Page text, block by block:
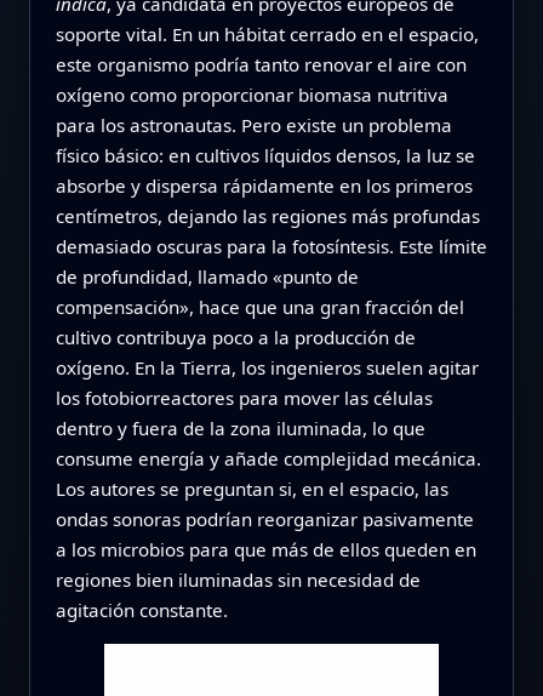
soporte vital. En un hábitat cerrado en el espacio,
este organismo podría tanto renovar el aire con
oxígeno como proporcionar biomasa nutritiva
para los astronautas. Pero existe un problema
físico básico: en cultivos líquidos densos, la luz se
absorbe y dispersa rápidamente en los primeros
centímetros, dejando las regiones más profundas
demasiado oscuras para la fotosíntesis. Este límite
de profundidad, llamado «punto de
compensación», hace que una gran fracción del
cultivo contribuya poco a la producción de
oxígeno. En la Tierra, los ingenieros suelen agitar
los fotobiorreactores para mover las células
dentro y fuera de la zona iluminada, lo que
consume energía y añade complejidad mecánica.
Los autores se preguntan si, en el espacio, las
ondas sonoras podrían reorganizar pasivamente
a los microbios para que más de ellos queden en
regiones bien iluminadas sin necesidad de
agitación constante.